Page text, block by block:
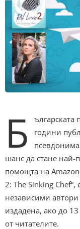
Б ългарската
години
шанс да стане най-
помощта на
2: The Sinking Chef“,
независими
издадена, ако до
от читателите.